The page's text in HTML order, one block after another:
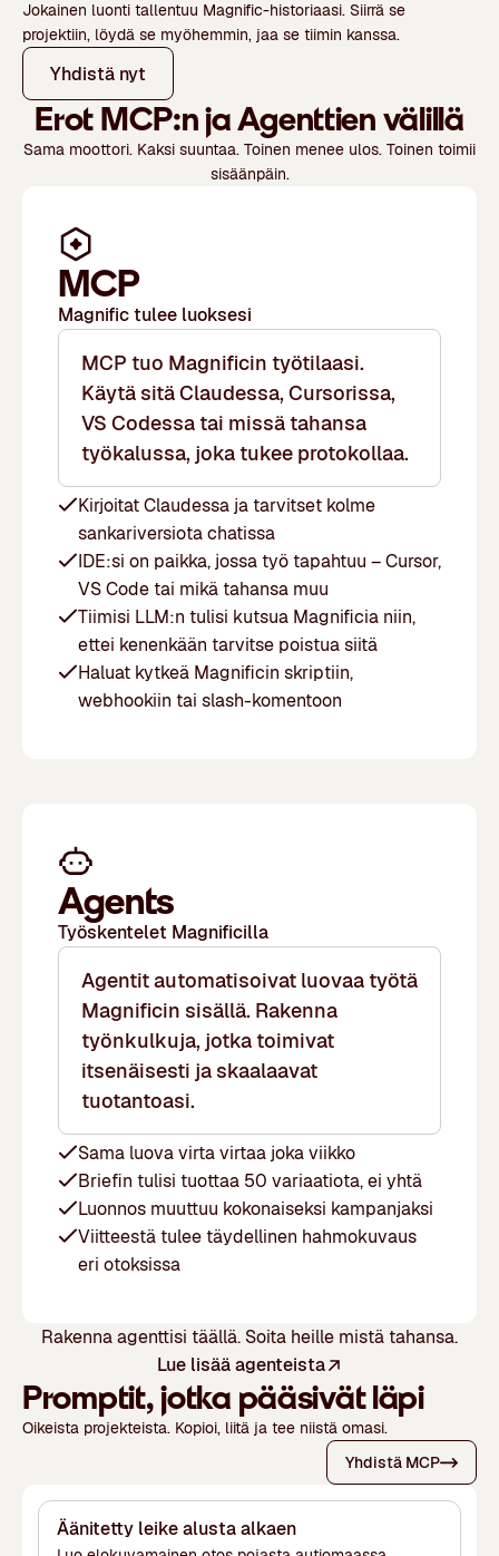
Jokainen luonti tallentuu Magnific-historiaasi. Siirrä se
projektiin, löydä se myöhemmin, jaa se tiimin kanssa.
Yhdistä nyt
ErotMCP:njaAgenttienvälillä
Sama moottori. Kaksi suuntaa. Toinen menee ulos. Toinen toimii
sisäänpäin.
MCP
Magnific tulee luoksesi
MCP tuo Magnificin työtilaasi.
Käytä sitä Claudessa, Cursorissa,
VS Codessa tai missä tahansa
työkalussa, joka tukee protokollaa.
Kirjoitat Claudessa ja tarvitset kolme
sankariversiota chatissa
IDE:si on paikka, jossa työ tapahtuu – Cursor,
VS Code tai mikä tahansa muu
Tiimisi LLM:n tulisi kutsua Magnificia niin,
ettei kenenkään tarvitse poistua siitä
Haluat kytkeä Magnificin skriptiin,
webhookiin tai slash-komentoon
Agents
Työskentelet Magnificilla
Agentit automatisoivat luovaa työtä
Magnificin sisällä. Rakenna
työnkulkuja, jotka toimivat
itsenäisesti ja skaalaavat
tuotantoasi.
Sama luova virta virtaa joka viikko
Briefin tulisi tuottaa 50 variaatiota, ei yhtä
Luonnos muuttuu kokonaiseksi kampanjaksi
Viitteestä tulee täydellinen hahmokuvaus
eri otoksissa
Rakenna agenttisi täällä. Soita heille mistä tahansa.
Lue lisää agenteista
Promptit, jotka pääsivät läpi
Oikeista projekteista. Kopioi, liitä ja tee niistä omasi.
Yhdistä MCP
Äänitetty leike alusta alkaen